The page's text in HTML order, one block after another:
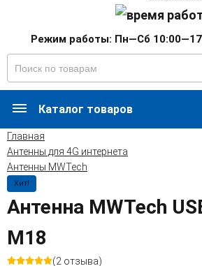
Режим работы: Пн—Сб
Каталог товаров
Главная
Антенны для 4G интернета
Антенны MWTech
Хит!
Антенна MWTech
M18
(2 отзыва)